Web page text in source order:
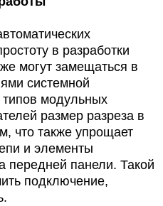
в разработки
могут замещаться в
системной
модульных
размер разреза в
что также упрощает
и элементы
передней панели. Такой
подключение,